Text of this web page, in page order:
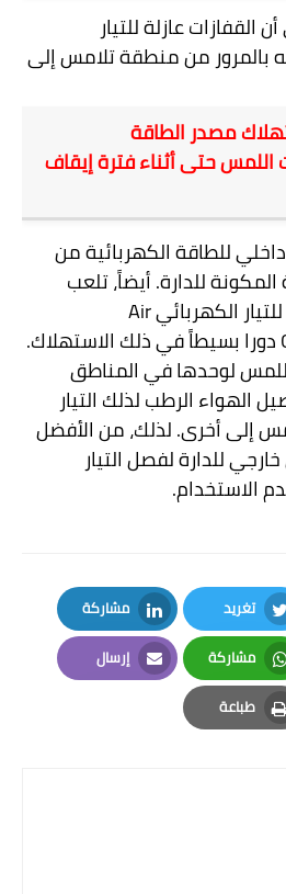
القفازات عازلة للتيار
بالمرور من منطقة تلامس إلى
مصدر الطاقة
اللمس حتى أثناء فترة إيقاف
للطاقة الكهربائية من
المكونة للدارة. أيضاً، تلعب
الكهربائيAir
دورا بسيطاً في ذلك الاستهلاك.
لوحدها في المناطق
الهواء الرطب لذلك التيار
إلى أخرى. لذلك، من الأفضل
للدارة لفصل التيار
الاستخدام.
تغريد
Twitter
مشاركة
LinkedIn
مشاركة
Whatsapp
إرسال
Email
طباعة
Print